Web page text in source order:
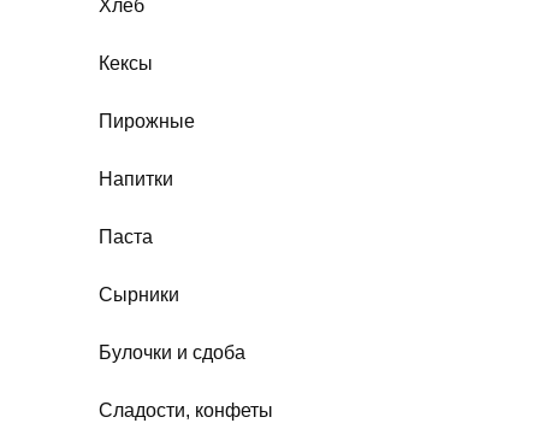
Хлеб
Кексы
Пирожные
Напитки
Паста
Сырники
Булочки и сдоба
Сладости, конфеты